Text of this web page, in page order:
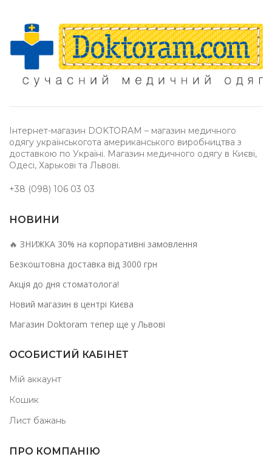
Інтернет-магазин DOKTORAM – магазин медичного
одягу українськогота американського виробництва з
доставкою по Україні. Магазин медичного одягу в Києві,
Одесі, Харькові та Львові.
+38 (098) 106 03 03
НОВИНИ
🔥 ЗНИЖКА 30% на корпоративні замовлення
Безкоштовна доставка від 3000 грн
Акція до дня стоматолога!
Новий магазин в центрі Києва
Магазин Doktoram тепер ще у Львові
ОСОБИСТИЙ КАБІНЕТ
Мій аккаунт
Кошик
Лист бажань
ПРО КОМПАНІЮ